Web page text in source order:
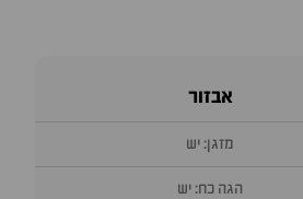
אבזור
מזגן: יש
הגה כח: יש